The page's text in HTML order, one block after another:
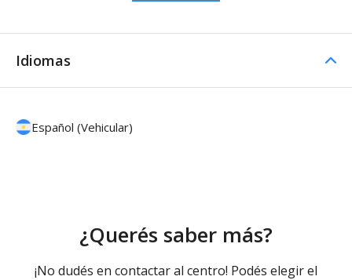
Idiomas
Español (Vehicular)
¿Querés saber más?
¡No dudés en contactar al centro! Podés elegir el